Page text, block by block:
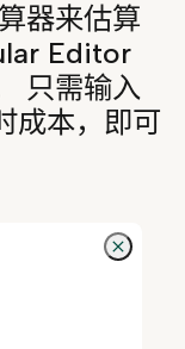
器来估算
Editor
只需输入
成本，即可